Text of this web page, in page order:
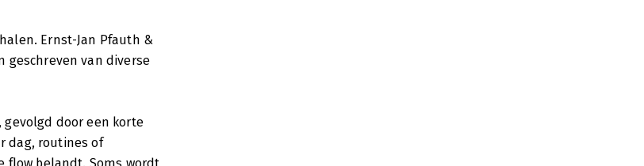
Ernst-Jan Pfauth &
geschreven van diverse
gevolgd door een korte
dag, routines of